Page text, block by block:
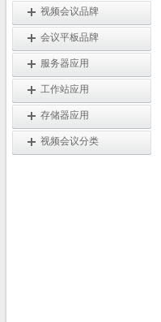
视频会议品牌
会议平板品牌
服务器应用
工作站应用
存储器应用
视频会议分类